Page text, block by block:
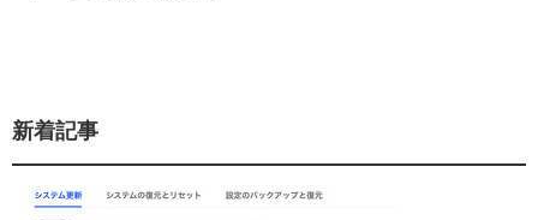
新着記事